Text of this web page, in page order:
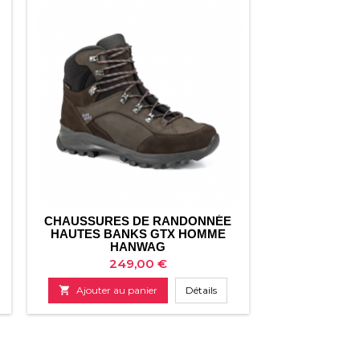
CHAUSSURES DE RANDONNÉE
HAUTES BANKS GTX HOMME
HANWAG
Prix
249,00 €
 Ajouter au panier Détails